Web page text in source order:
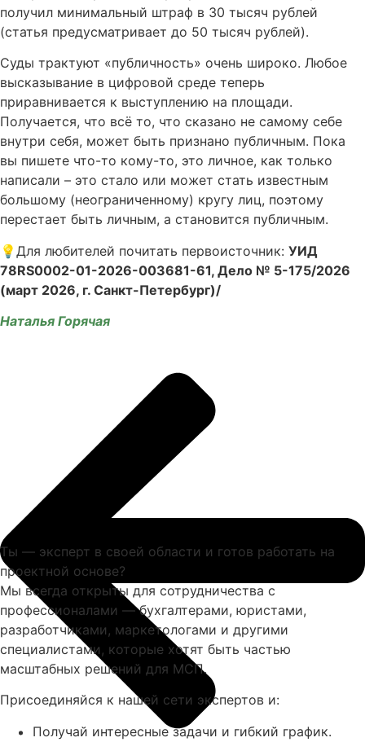
получил минимальный штраф в 30 тысяч рублей
(статья предусматривает до 50 тысяч рублей).
Суды трактуют «публичность» очень широко. Любое
высказывание в цифровой среде теперь
приравнивается к выступлению на площади.
Получается, что всё то, что сказано не самому себе
внутри себя, может быть признано публичным. Пока
вы пишете что-то кому-то, это личное, как только
написали – это стало или может стать известным
большому (неограниченному) кругу лиц, поэтому
перестает быть личным, а становится публичным.
💡Для любителей почитать первоисточник: УИД
78RS0002-01-2026-003681-61, Дело № 5-175/2026
(март 2026, г. Санкт-Петербург)/
Наталья Горячая
Ты — эксперт в своей области и готов работать на
проектной основе?
Мы всегда открыты для сотрудничества с
профессионалами — бухгалтерами, юристами,
разработчиками, маркетологами и другими
специалистами, которые хотят быть частью
масштабных решений для МСП.
Присоединяйся к нашей сети экспертов и:
Получай интересные задачи и гибкий график.